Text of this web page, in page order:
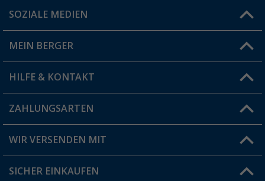
Du hast eine Frage?
Filiale finden
SOZIALE MEDIEN
MEIN BERGER
Vorteilskarte
Blog
Jobs & Karriere
HILFE & KONTAKT
FAQ & Kontakt
Versandinformationen
ZAHLUNGSARTEN
WIR VERSENDEN MIT
SICHER EINKAUFEN